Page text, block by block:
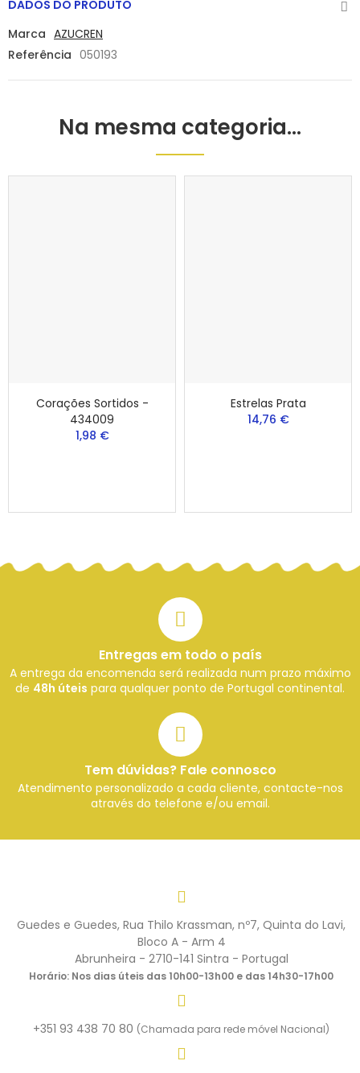
DADOS DO PRODUTO
Marca AZUCREN
Referência 050193
Na mesma categoria...
Corações Sortidos -
434009
1,98 €
Estrelas Prata
14,76 €
Entregas em todo o país
A entrega da encomenda será realizada num prazo máximo
de 48h úteis para qualquer ponto de Portugal continental.
Tem dúvidas? Fale connosco
Atendimento personalizado a cada cliente, contacte-nos
através do telefone e/ou email.
Guedes e Guedes, Rua Thilo Krassman, nº7, Quinta do Lavi,
Bloco A - Arm 4
Abrunheira - 2710-141 Sintra - Portugal
Horário: Nos dias úteis das 10h00-13h00 e das 14h30-17h00
+351 93 438 70 80 (Chamada para rede móvel Nacional)